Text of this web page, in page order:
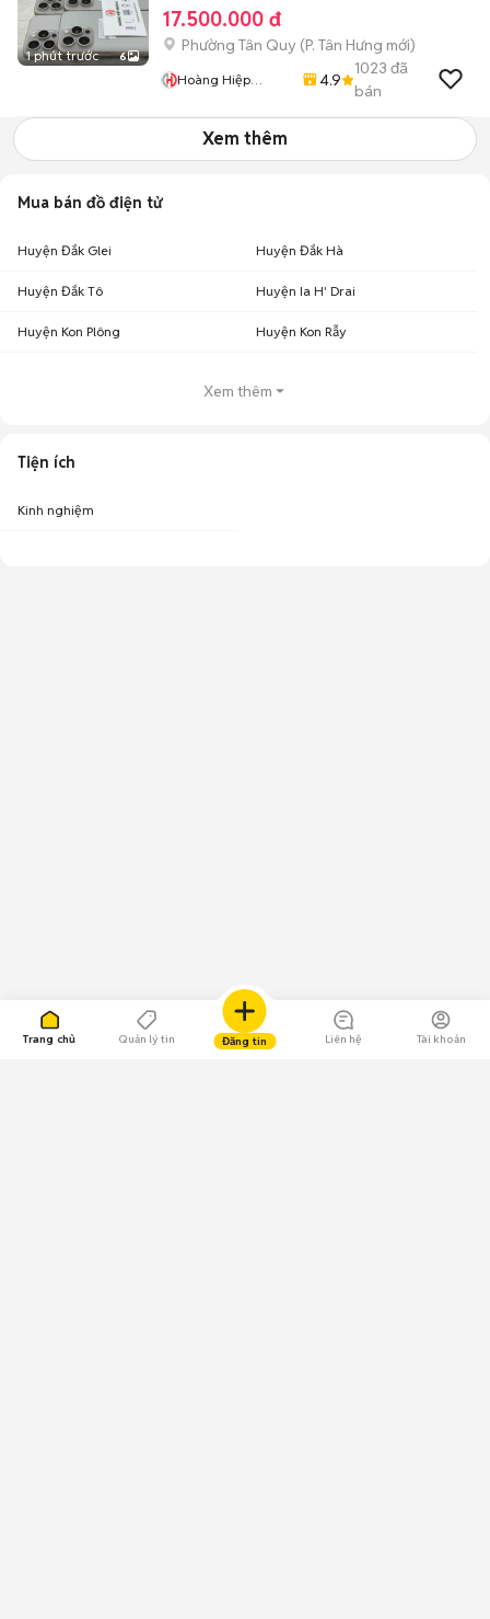
Trang chủ Quản lý tin Đăng tin Liên hệ Tài khoản
1 phút trước 6
17.500.000 đ
Phường Tân Quy (P. Tân Hưng mới)
Hoàng Hiệp
4.9
1023 đã
bán
Xem thêm
Mua bán đồ điện tử
Huyện Đắk Glei Huyện Đắk Hà
Huyện Đắk Tô Huyện Ia H' Drai
Huyện Kon Plông Huyện Kon Rẫy
Xem thêm
Tiện ích
Kinh nghiệm